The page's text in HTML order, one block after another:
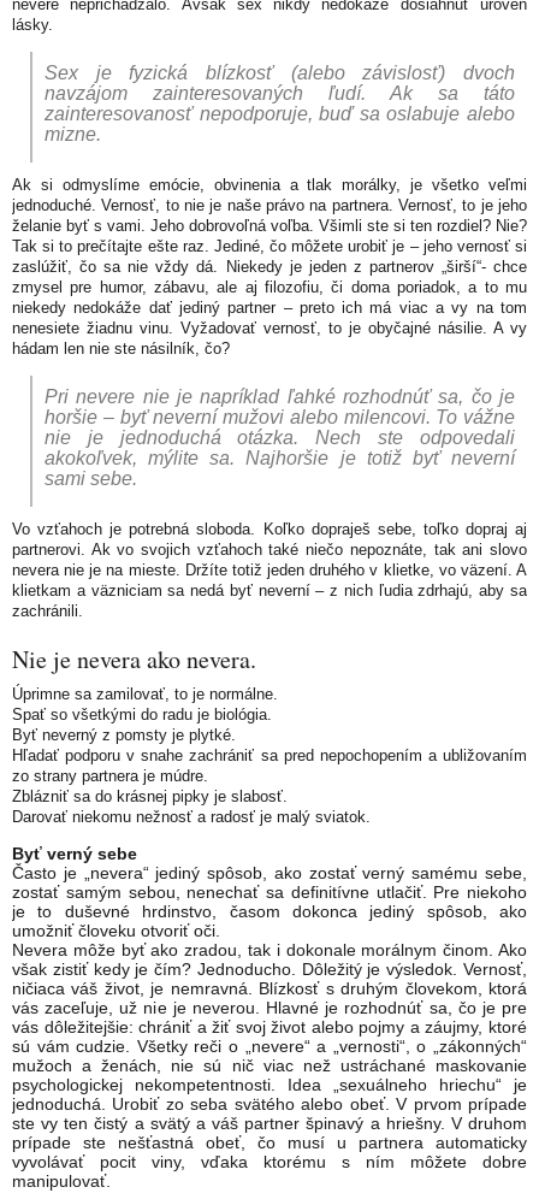
nevere neprichádzalo. Avšak sex nikdy nedokáže dosiahnuť úroveň
lásky.
Sex je fyzická blízkosť (alebo závislosť) dvoch
navzájom zainteresovaných ľudí. Ak sa táto
zainteresovanosť nepodporuje, buď sa oslabuje alebo
mizne.
Ak si odmyslíme emócie, obvinenia a tlak morálky, je všetko veľmi
jednoduché. Vernosť, to nie je naše právo na partnera. Vernosť, to je jeho
želanie byť s vami. Jeho dobrovoľná voľba. Všimli ste si ten rozdiel? Nie?
Tak si to prečítajte ešte raz. Jediné, čo môžete urobiť je – jeho vernosť si
zaslúžiť, čo sa nie vždy dá. Niekedy je jeden z partnerov „širší“- chce
zmysel pre humor, zábavu, ale aj filozofiu, či doma poriadok, a to mu
niekedy nedokáže dať jediný partner – preto ich má viac a vy na tom
nenesiete žiadnu vinu. Vyžadovať vernosť, to je obyčajné násilie. A vy
hádam len nie ste násilník, čo?
Pri nevere nie je napríklad ľahké rozhodnúť sa, čo je
horšie – byť neverní mužovi alebo milencovi. To vážne
nie je jednoduchá otázka. Nech ste odpovedali
akokoľvek, mýlite sa. Najhoršie je totiž byť neverní
sami sebe.
Vo vzťahoch je potrebná sloboda. Koľko dopraješ sebe, toľko dopraj aj
partnerovi. Ak vo svojich vzťahoch také niečo nepoznáte, tak ani slovo
nevera nie je na mieste. Držíte totiž jeden druhého v klietke, vo väzení. A
klietkam a väzniciam sa nedá byť neverní – z nich ľudia zdrhajú, aby sa
zachránili.
Nie je nevera ako nevera.
Úprimne sa zamilovať, to je normálne.
Spať so všetkými do radu je biológia.
Byť neverný z pomsty je plytké.
Hľadať podporu v snahe zachrániť sa pred nepochopením a ubližovaním
zo strany partnera je múdre.
Zblázniť sa do krásnej pipky je slabosť.
Darovať niekomu nežnosť a radosť je malý sviatok.
Byť verný sebe
Často je „nevera“ jediný spôsob, ako zostať verný samému sebe,
zostať samým sebou, nenechať sa definitívne utlačiť. Pre niekoho
je to duševné hrdinstvo, časom dokonca jediný spôsob, ako
umožniť človeku otvoriť oči.
Nevera môže byť ako zradou, tak i dokonale morálnym činom. Ako
však zistiť kedy je čím? Jednoducho. Dôležitý je výsledok. Vernosť,
ničiaca váš život, je nemravná. Blízkosť s druhým človekom, ktorá
vás zaceľuje, už nie je neverou. Hlavné je rozhodnúť sa, čo je pre
vás dôležitejšie: chrániť a žiť svoj život alebo pojmy a záujmy, ktoré
sú vám cudzie. Všetky reči o „nevere“ a „vernosti“, o „zákonných“
mužoch a ženách, nie sú nič viac než ustráchané maskovanie
psychologickej nekompetentnosti. Idea „sexuálneho hriechu“ je
jednoduchá. Urobiť zo seba svätého alebo obeť. V prvom prípade
ste vy ten čistý a svätý a váš partner špinavý a hriešny. V druhom
prípade ste nešťastná obeť, čo musí u partnera automaticky
vyvolávať pocit viny, vďaka ktorému s ním môžete dobre
manipulovať.